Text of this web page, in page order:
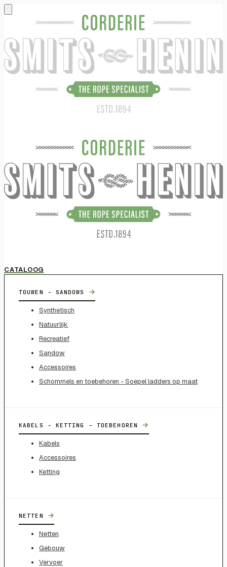
CATALOOG
TOUWEN - SANDOWS →
Synthetisch
Natuurlijk
Recreatief
Sandow
Accessoires
Schommels en toebehoren - Soepel ladders op maat
KABELS - KETTING - TOEBEHOREN →
Kabels
Accessoires
Ketting
NETTEN →
Netten
Gebouw
Vervoer